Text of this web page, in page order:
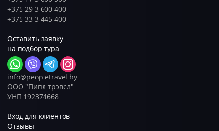
+375 29 3 600 400
+375 33 3 445 400
Оставить заявку
на подбор тура
info@peopletravel.by
ООО "Пипл трэвел"
УНП 192374668
Вход для клиентов
Отзывы